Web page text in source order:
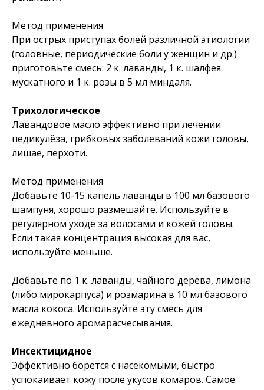
Метод применения
При острых приступах болей различной этиологии
(головные, периодические боли у женщин и др.)
приготовьте смесь: 2 к. лаванды, 1 к. шалфея
мускатного и 1 к. розы в 5 мл миндаля.
Трихологическое
Лавандовое масло эффективно при лечении
педикулёза, грибковых заболеваний кожи головы,
лишае, перхоти.
Метод применения
Добавьте 10-15 капель лаванды в 100 мл базового
шампуня, хорошо размешайте. Используйте в
регулярном уходе за волосами и кожей головы.
Если такая концентрация высокая для вас,
используйте меньше.
Добавьте по 1 к. лаванды, чайного дерева, лимона
(либо мирокарпуса) и розмарина в 10 мл базового
масла кокоса. Используйте эту смесь для
ежедневного аромарасчесывания.
Инсектицидное
Эффективно борется с насекомыми, быстро
успокаивает кожу после укусов комаров. Самое